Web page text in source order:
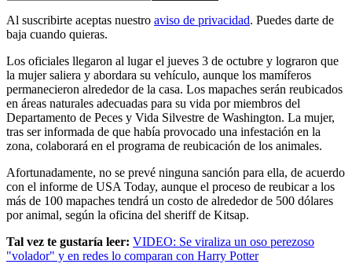
Al suscribirte aceptas nuestro aviso de privacidad. Puedes darte de
baja cuando quieras.
Los oficiales llegaron al lugar el jueves 3 de octubre y lograron que
la mujer saliera y abordara su vehículo, aunque los mamíferos
permanecieron alrededor de la casa. Los mapaches serán reubicados
en áreas naturales adecuadas para su vida por miembros del
Departamento de Peces y Vida Silvestre de Washington. La mujer,
tras ser informada de que había provocado una infestación en la
zona, colaborará en el programa de reubicación de los animales.
Afortunadamente, no se prevé ninguna sanción para ella, de acuerdo
con el informe de USA Today, aunque el proceso de reubicar a los
más de 100 mapaches tendrá un costo de alrededor de 500 dólares
por animal, según la oficina del sheriff de Kitsap.
Tal vez te gustaría leer: VIDEO: Se viraliza un oso perezoso
"volador" y en redes lo comparan con Harry Potter